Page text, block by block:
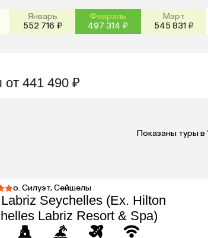
Январь
552 716 ₽
Февраль
497 314 ₽
Март
545 831 ₽
от 441 490 ₽
Показаны туры в
о. Силуэт, Сейшелы
Seychelles (Ex. Hilton
Labriz Resort & Spa)